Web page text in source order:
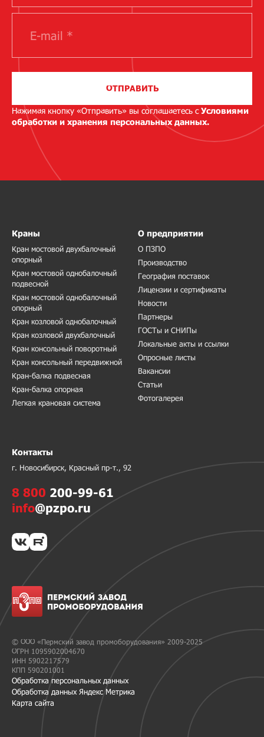
ОТПРАВИТЬ
Нажимая кнопку «Отправить» вы соглашаетесь сУсловиями
обработки и хранения персональных данных.
© ООО «Пермский завод промоборудования» 2009-2025
ОГРН 1095902004670
ИНН 5902217579
КПП 590201001
Обработка персональных данных
Обработка данных Яндекс Метрика
Карта сайта
Краны
Кран мостовой двухбалочный
опорный
Кран мостовой однобалочный
подвесной
Кран мостовой однобалочный
опорный
Кран козловой однобалочный
Кран козловой двухбалочный
Кран консольный поворотный
Кран консольный передвижной
Кран-балка подвесная
Кран-балка опорная
Легкая крановая система
О предприятии
О ПЗПО
Производство
География поставок
Лицензии и сертификаты
Новости
Партнеры
ГОСТы и СНИПы
Локальные акты и ссылки
Опросные листы
Вакансии
Статьи
Фотогалерея
Контакты
г. Новосибирск, Красный пр-т., 92
8 800 200-99-61
info@pzpo.ru